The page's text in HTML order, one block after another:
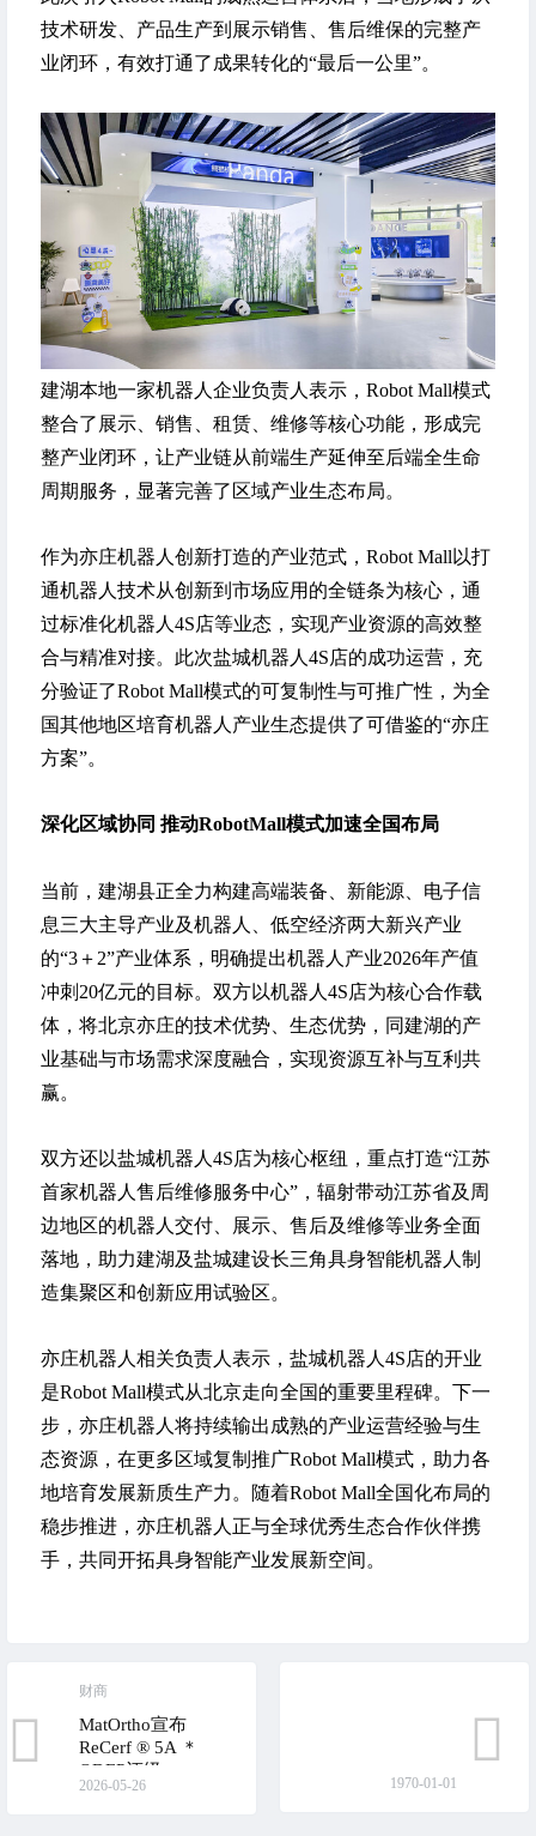
技术研发、产品生产到展示销售、售后维保的完整产
业闭环，有效打通了成果转化的“最后一公里”。
建湖本地一家机器人企业负责人表示，Robot Mall模式
整合了展示、销售、租赁、维修等核心功能，形成完
整产业闭环，让产业链从前端生产延伸至后端全生命
周期服务，显著完善了区域产业生态布局。
作为亦庄机器人创新打造的产业范式，Robot Mall以打
通机器人技术从创新到市场应用的全链条为核心，通
过标准化机器人4S店等业态，实现产业资源的高效整
合与精准对接。此次盐城机器人4S店的成功运营，充
分验证了Robot Mall模式的可复制性与可推广性，为全
国其他地区培育机器人产业生态提供了可借鉴的“亦庄
方案”。
深化区域协同 推动RobotMall模式加速全国布局
当前，建湖县正全力构建高端装备、新能源、电子信
息三大主导产业及机器人、低空经济两大新兴产业
的“3＋2”产业体系，明确提出机器人产业2026年产值
冲刺20亿元的目标。双方以机器人4S店为核心合作载
体，将北京亦庄的技术优势、生态优势，同建湖的产
业基础与市场需求深度融合，实现资源互补与互利共
赢。
双方还以盐城机器人4S店为核心枢纽，重点打造“江苏
首家机器人售后维修服务中心”，辐射带动江苏省及周
边地区的机器人交付、展示、售后及维修等业务全面
落地，助力建湖及盐城建设长三角具身智能机器人制
造集聚区和创新应用试验区。
亦庄机器人相关负责人表示，盐城机器人4S店的开业
是Robot Mall模式从北京走向全国的重要里程碑。下一
步，亦庄机器人将持续输出成熟的产业运营经验与生
态资源，在更多区域复制推广Robot Mall模式，助力各
地培育发展新质生产力。随着Robot Mall全国化布局的
稳步推进，亦庄机器人正与全球优秀生态合作伙伴携
手，共同开拓具身智能产业发展新空间。
财商
MatOrtho宣布
ReCerf ® 5A ＊
ODEP评级
2026-05-26 1970-01-01